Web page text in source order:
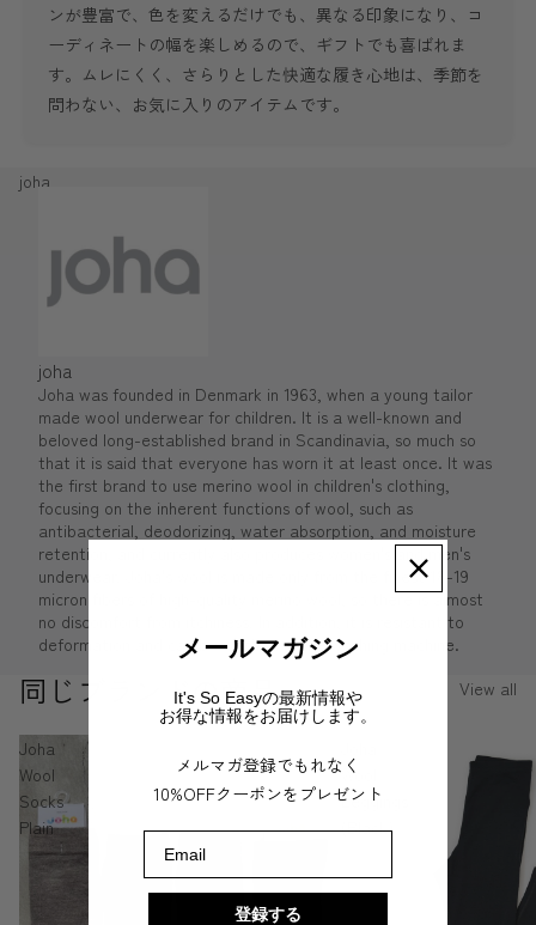
ンが豊富で、色を変えるだけでも、異なる印象になり、コ
ーディネートの幅を楽しめるので、ギフトでも喜ばれま
す。ムレにくく、さらりとした快適な履き心地は、季節を
問わない、お気に入りのアイテムです。
joha
joha
Joha was founded in Denmark in 1963, when a young tailor
made wool underwear for children. It is a well-known and
beloved long-established brand in Scandinavia, so much so
that it is said that everyone has worn it at least once. It was
the first brand to use merino wool in children's clothing,
focusing on the inherent functions of wool, such as
antibacterial, deodorizing, water absorption, and moisture
retention, and currently also produces women's and men's
underwear. Joha's wool is made only from the finest 18-19
micron fibers of high-quality merino wool, so there is almost
no discomfort from itchiness. In addition, it is resistant to
deformation and can be washed in the washing machine.
同じブランドの商品 View all
Joha
Wool
Socks
Plain
Wool
Leggings
(Black)
メールマガジン
It's So Easyの最新情報や
お得な情報をお届けします。
メルマガ登録でもれなく
10%OFFクーポンをプレゼント
登録する